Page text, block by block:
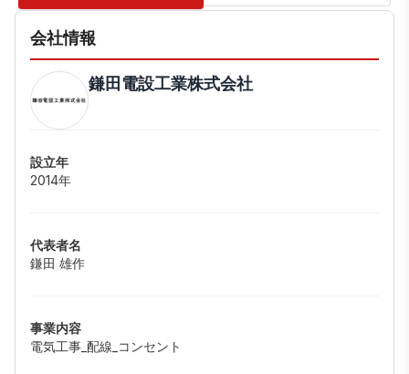
会社情報
鎌田電設工業株式会社
設立年
2014年
代表者名
鎌田 雄作
事業内容
電気工事_配線_コンセント